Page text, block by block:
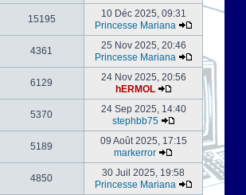
15195
10 Déc 2025, 09:31
Princesse Mariana
4361
25 Nov 2025, 20:46
Princesse Mariana
6129
24 Nov 2025, 20:56
hERMOL
5370
24 Sep 2025, 14:40
stephbb75
5189
09 Août 2025, 17:15
markerror
4850
30 Juil 2025, 19:58
Princesse Mariana